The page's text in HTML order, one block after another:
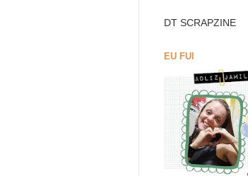
DT SCRAPZINE
EU FUI